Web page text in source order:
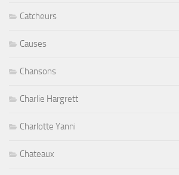
Catcheurs
Causes
Chansons
Charlie Hargrett
Charlotte Yanni
Chateaux